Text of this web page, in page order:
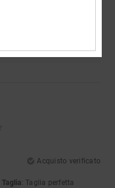
Acquisto verificato
Taglia: Taglia perfetta